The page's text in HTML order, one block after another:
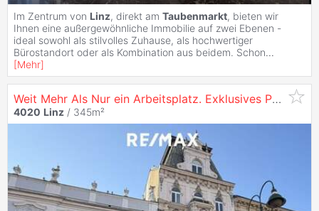
Im Zentrum von Linz, direkt am Taubenmarkt, bieten wir
Ihnen eine außergewöhnliche Immobilie auf zwei Ebenen -
ideal sowohl als stilvolles Zuhause, als hochwertiger
Bürostandort oder als Kombination aus beidem. Schon...
[Mehr]
Weit Mehr Als Nur ein Arbeitsplatz. Exklusives Penthousebüro am
4020 Linz / 345m²